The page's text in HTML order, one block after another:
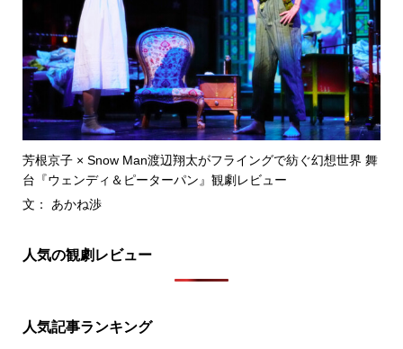
芳根京子 × Snow Man渡辺翔太がフライングで紡ぐ幻想世界 舞
台『ウェンディ＆ピーターパン』観劇レビュー
文： あかね渉
人気の観劇レビュー
人気記事ランキング